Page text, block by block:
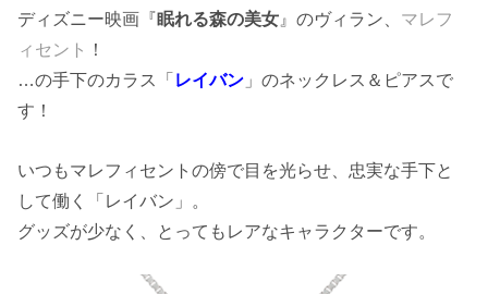
ディズニー映画『眠れる森の美女 』のヴィラン、 マレフ
ィセント
！
…の手下のカラス「 レイバン 」のネックレス＆ピアスで
す！
いつもマレフィセントの傍で目を光らせ、忠実な手下と
して働く「レイバン」。
グッズが少なく、とってもレアなキャラクターです。